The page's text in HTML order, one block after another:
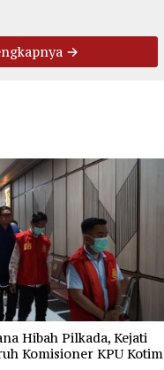
Hibah Pilkada, Kejati
Komisioner KPU Kotim